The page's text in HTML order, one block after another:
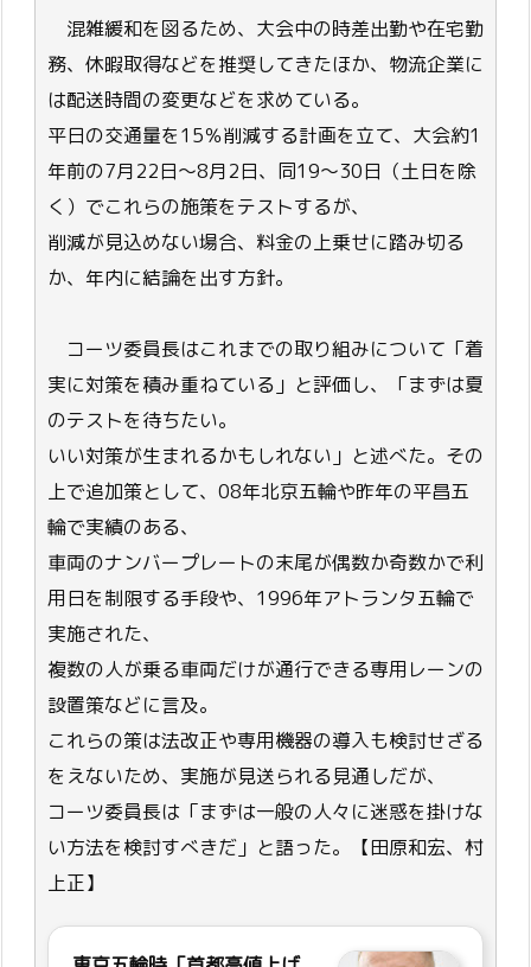
混雑緩和を図るため、大会中の時差出勤や在宅勤
務、休暇取得などを推奨してきたほか、物流企業に
は配送時間の変更などを求めている。
平日の交通量を15％削減する計画を立て、大会約1
年前の7月22日～8月2日、同19～30日（土日を除
く）でこれらの施策をテストするが、
削減が見込めない場合、料金の上乗せに踏み切る
か、年内に結論を出す方針。
コーツ委員長はこれまでの取り組みについて「着
実に対策を積み重ねている」と評価し、「まずは夏
のテストを待ちたい。
いい対策が生まれるかもしれない」と述べた。その
上で追加策として、08年北京五輪や昨年の平昌五
輪で実績のある、
車両のナンバープレートの末尾が偶数か奇数かで利
用日を制限する手段や、1996年アトランタ五輪で
実施された、
複数の人が乗る車両だけが通行できる専用レーンの
設置策などに言及。
これらの策は法改正や専用機器の導入も検討せざる
をえないため、実施が見送られる見通しだが、
コーツ委員長は「まずは一般の人々に迷惑を掛けな
い方法を検討すべきだ」と語った。【田原和宏、村
上正】